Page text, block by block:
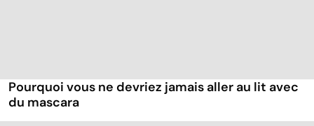
Pourquoi vous ne devriez jamais aller au lit avec
du mascara